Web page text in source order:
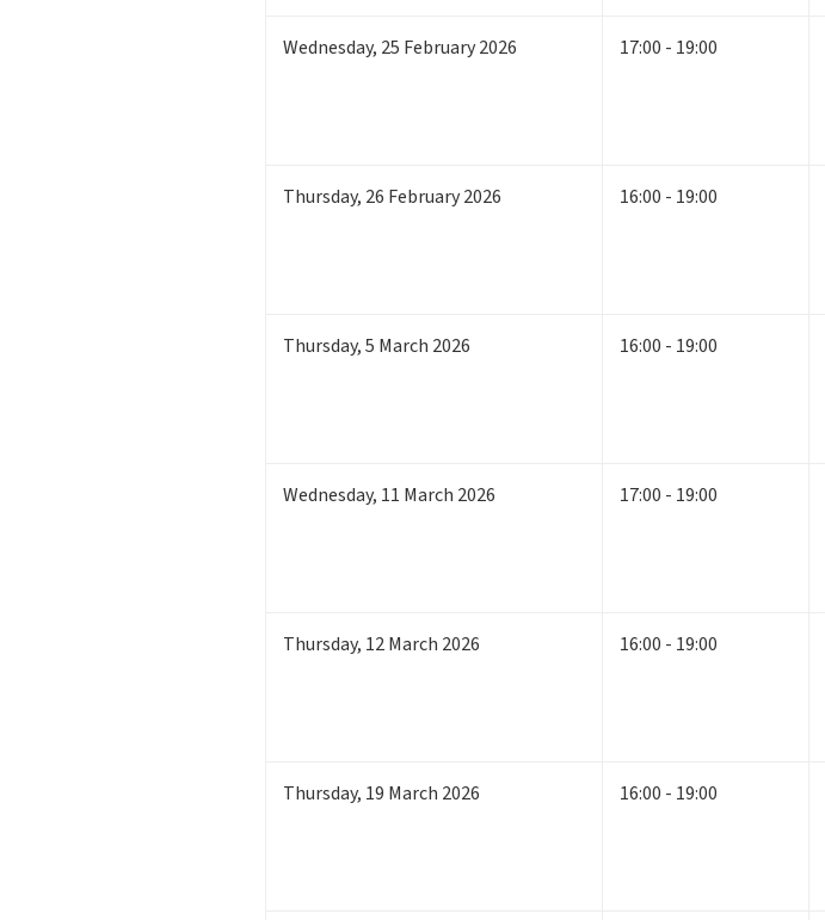
Wednesday, 25 February 2026 17:00 - 19:00
Thursday, 26 February 2026 16:00 - 19:00
Thursday,5 March 2026 16:00 - 19:00
Wednesday, 11 March 2026 17:00 - 19:00
Thursday, 12March 2026 16:00 - 19:00
Thursday, 19 March 2026 16:00 - 19:00